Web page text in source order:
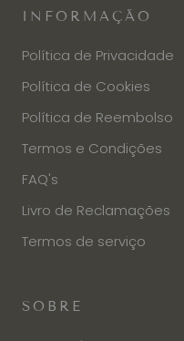
INFORMAÇÃO
Política de Privacidade
Política de Cookies
Política de Reembolso
Termos e Condições
FAQ's
Livro de Reclamações
Termos de serviço
SOBRE